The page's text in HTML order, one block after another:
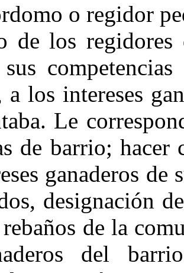
o regidor
de los
a los intere­ses
Le
de barrio; hacer
ganaderos de
designación
de la
del